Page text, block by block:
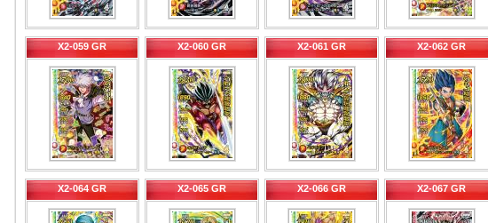
X2-059 GR X2-060 GR X2-061 GR X2-062 GR
X2-064 GR X2-065 GR X2-066 GR X2-067 GR